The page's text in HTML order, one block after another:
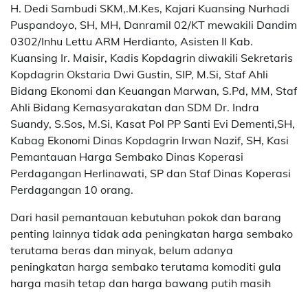
H. Dedi Sambudi SKM,.M.Kes, Kajari Kuansing Nurhadi
Puspandoyo, SH, MH, Danramil 02/KT mewakili Dandim
0302/Inhu Lettu ARM Herdianto, Asisten II Kab.
Kuansing Ir. Maisir, Kadis Kopdagrin diwakili Sekretaris
Kopdagrin Okstaria Dwi Gustin, SIP, M.Si, Staf Ahli
Bidang Ekonomi dan Keuangan Marwan, S.Pd, MM, Staf
Ahli Bidang Kemasyarakatan dan SDM Dr. Indra
Suandy, S.Sos, M.Si, Kasat Pol PP Santi Evi Dementi,SH,
Kabag Ekonomi Dinas Kopdagrin Irwan Nazif, SH, Kasi
Pemantauan Harga Sembako Dinas Koperasi
Perdagangan Herlinawati, SP dan Staf Dinas Koperasi
Perdagangan 10 orang.
Dari hasil pemantauan kebutuhan pokok dan barang
penting lainnya tidak ada peningkatan harga sembako
terutama beras dan minyak, belum adanya
peningkatan harga sembako terutama komoditi gula
harga masih tetap dan harga bawang putih masih